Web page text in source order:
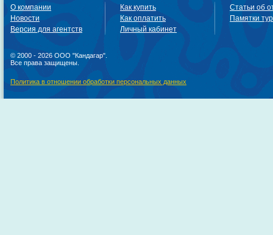
О компании
Новости
Версия для агентств
Как купить
Как оплатить
Личный кабинет
Статьи об
Памятки
© 2000 - 2026 ООО "Кандагар".
Все права защищены.
Политика в отношении обработки персональных данных